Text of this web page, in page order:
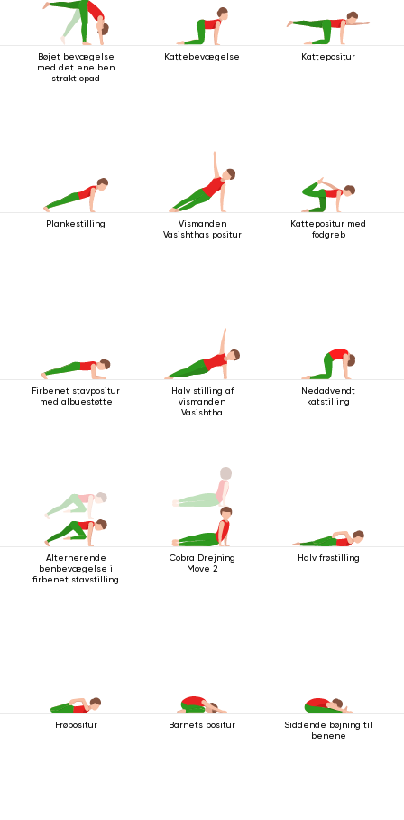
Bøjet bevægelse
med det ene ben
strakt opad
Kattebevægelse Kattepositur
Plankestilling
Vismanden
Vasishthas positur
Kattepositur med
fodgreb
Firbenet stavpositur
med albuestøtte
Halv stilling af
vismanden
Vasishtha
Nedadvendt
katstilling
Alternerende
benbevægelse i
firbenet stavstilling
Cobra Drejning
Move 2
Halv frøstilling
Frøpositur Barnets positur
Siddende bøjning til
benene